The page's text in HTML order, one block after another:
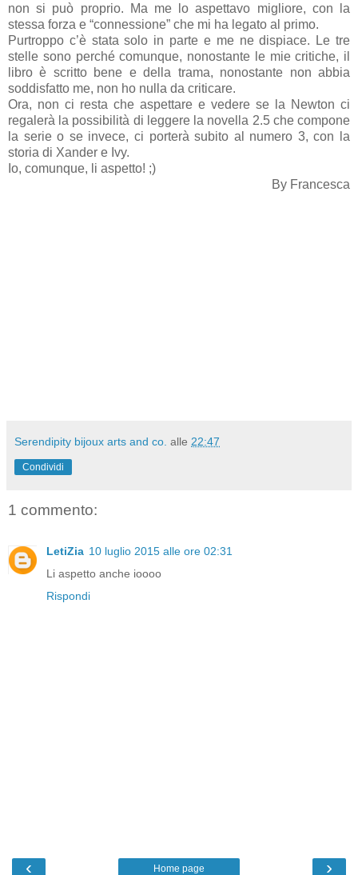
non si può proprio. Ma me lo aspettavo migliore, con la
stessa forza e “connessione” che mi ha legato al primo.
Purtroppo c’è stata solo in parte e me ne dispiace. Le tre
stelle sono perché comunque, nonostante le mie critiche, il
libro è scritto bene e della trama, nonostante non abbia
soddisfatto me, non ho nulla da criticare.
Ora, non ci resta che aspettare e vedere se la Newton ci
regalerà la possibilità di leggere la novella 2.5 che compone
la serie o se invece, ci porterà subito al numero 3, con la
storia di Xander e Ivy.
Io, comunque, li aspetto! ;)
By Francesca
Serendipity bijoux arts and co. alle 22:47
Condividi
1 commento:
LetiZia 10 luglio 2015 alle ore 02:31
Li aspetto anche ioooo
Rispondi
‹ ›
Home page